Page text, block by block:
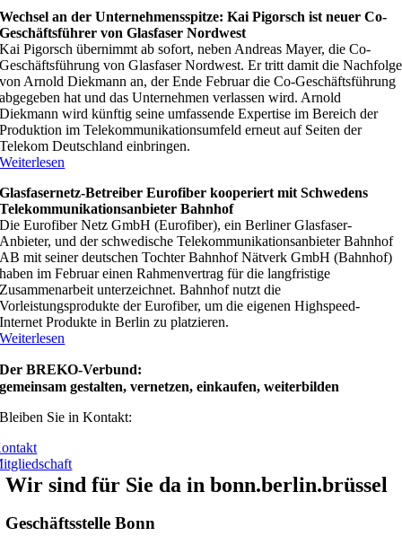
Wechsel an der Unternehmensspitze: Kai Pigorsch ist neuer Co-
Geschäftsführer von Glasfaser Nordwest
Kai Pigorsch übernimmt ab sofort, neben Andreas Mayer, die Co-
Geschäftsführung von Glasfaser Nordwest. Er tritt damit die Nachfolge
von Arnold Diekmann an, der Ende Februar die Co-Geschäftsführung
abgegeben hat und das Unternehmen verlassen wird. Arnold
Diekmann wird künftig seine umfassende Expertise im Bereich der
Produktion im Telekommunikationsumfeld erneut auf Seiten der
Telekom Deutschland einbringen.
Weiterlesen
Glasfasernetz-Betreiber Eurofiber kooperiert mit Schwedens
Telekommunikationsanbieter Bahnhof
Die Eurofiber Netz GmbH (Eurofiber), ein Berliner Glasfaser-
Anbieter, und der schwedische Telekommunikationsanbieter Bahnhof
AB mit seiner deutschen Tochter Bahnhof Nätverk GmbH (Bahnhof)
haben im Februar einen Rahmenvertrag für die langfristige
Zusammenarbeit unterzeichnet. Bahnhof nutzt die
Vorleistungsprodukte der Eurofiber, um die eigenen Highspeed-
Internet Produkte in Berlin zu platzieren.
Weiterlesen
Der BREKO-Verbund:
gemeinsam gestalten, vernetzen, einkaufen, weiterbilden
Bleiben Sie in Kontakt:
Wir sind für Sie da in bonn.berlin.brüssel
Geschäftsstelle Bonn